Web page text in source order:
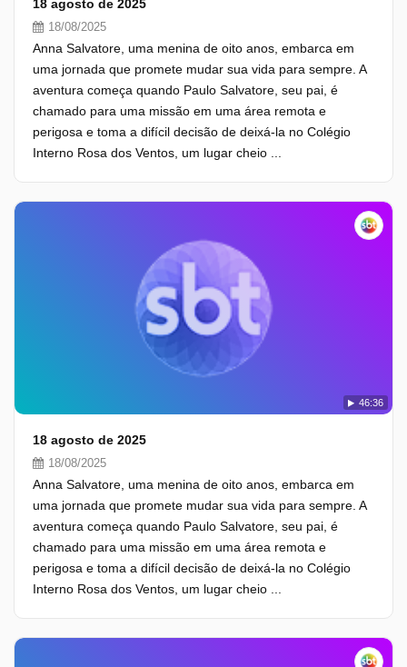
18 agosto de 2025
18/08/2025
Anna Salvatore, uma menina de oito anos, embarca em
uma jornada que promete mudar sua vida para sempre. A
aventura começa quando Paulo Salvatore, seu pai, é
chamado para uma missão em uma área remota e
perigosa e toma a difícil decisão de deixá-la no Colégio
Interno Rosa dos Ventos, um lugar cheio ...
46:36
18 agosto de 2025
18/08/2025
Anna Salvatore, uma menina de oito anos, embarca em
uma jornada que promete mudar sua vida para sempre. A
aventura começa quando Paulo Salvatore, seu pai, é
chamado para uma missão em uma área remota e
perigosa e toma a difícil decisão de deixá-la no Colégio
Interno Rosa dos Ventos, um lugar cheio ...